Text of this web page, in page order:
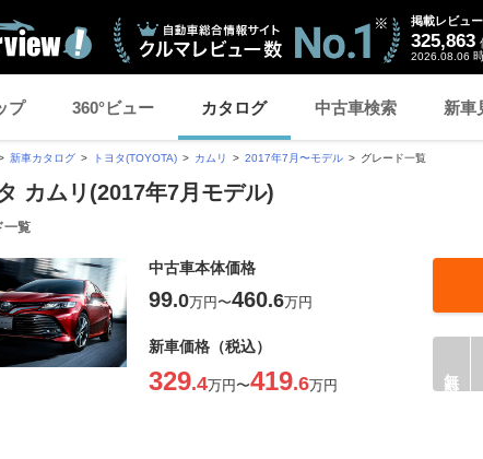
掲載レビュー
325,863
2026.08.06
プ 360°ビュー カタログ 中古車検索 新車
新車カタログ トヨタ(TOYOTA) カムリ 2017年7月〜モデル グレード一覧
カムリ(2017年7月モデル)
一覧
中古車本体価格
99.0万円〜460.6万円
新車価格（税込）
329.4万円〜419.6万円